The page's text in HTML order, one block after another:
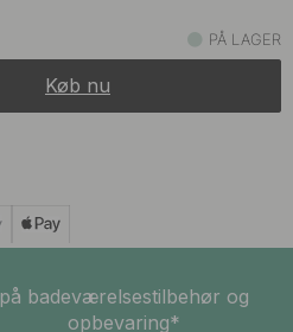
På lager
På lager
759 kr
PÅ LAGER
Køb nu
på badeværelsestilbehør og
opbevaring*